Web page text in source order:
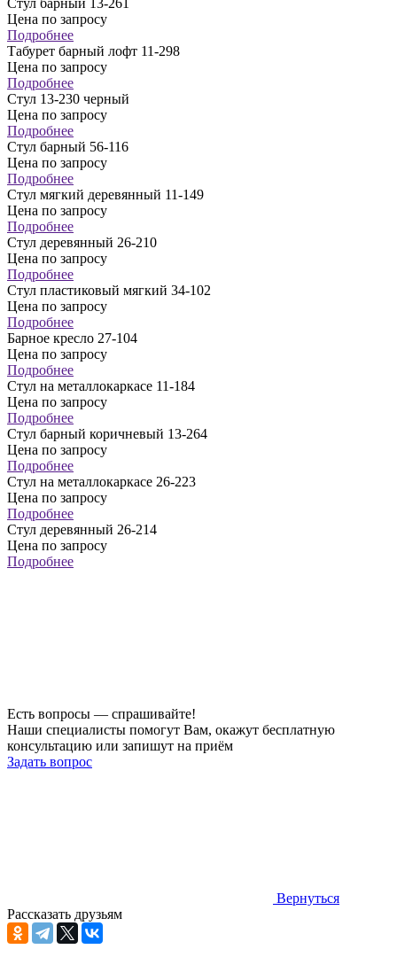
Стул барный 13-261
Цена по запросу
Подробнее
Табурет барный лофт 11-298
Цена по запросу
Подробнее
Стул 13-230 черный
Цена по запросу
Подробнее
Стул барный 56-116
Цена по запросу
Подробнее
Стул мягкий деревянный 11-149
Цена по запросу
Подробнее
Стул деревянный 26-210
Цена по запросу
Подробнее
Стул пластиковый мягкий 34-102
Цена по запросу
Подробнее
Барное кресло 27-104
Цена по запросу
Подробнее
Стул на металлокаркасе 11-184
Цена по запросу
Подробнее
Стул барный коричневый 13-264
Цена по запросу
Подробнее
Стул на металлокаркасе 26-223
Цена по запросу
Подробнее
Стул деревянный 26-214
Цена по запросу
Подробнее
Есть вопросы — спрашивайте!
Наши специалисты помогут Вам, окажут бесплатную
консультацию или запишут на приём
Задать вопрос
Вернуться
Рассказать друзьям